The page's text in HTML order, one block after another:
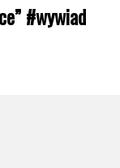
#wywiad